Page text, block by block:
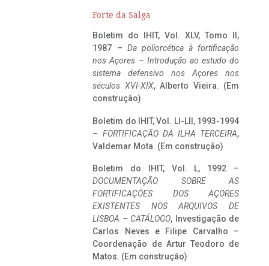
Forte da Salga
Boletim do IHIT, Vol. XLV, Tomo II,
1987 – Da poliorcética à fortificação
nos Açores – Introdução ao estudo do
sistema defensivo nos Açores nos
séculos XVI-XIX, Alberto Vieira. (Em
construção)
Boletim do IHIT, Vol. LI-LII, 1993-1994
– FORTIFICAÇÃO DA ILHA TERCEIRA,
Valdemar Mota. (Em construção)
Boletim do IHIT, Vol. L, 1992 –
DOCUMENTAÇÃO SOBRE AS
FORTIFICAÇÕES DOS AÇORES
EXISTENTES NOS ARQUIVOS DE
LISBOA – CATÁLOGO, Investigação de
Carlos Neves e Filipe Carvalho –
Coordenação de Artur Teodoro de
Matos. (Em construção)